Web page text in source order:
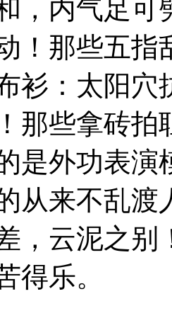
，内气足可
！那些五指
衫：太阳
那些拿砖
是外功表
从来不乱渡
，云泥之别
得乐。